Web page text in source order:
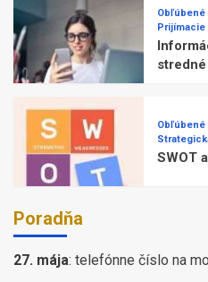
Obľúbené
Prijímacie
Obľúbené
SWOT
Poradňa
27. mája: telefónne číslo na